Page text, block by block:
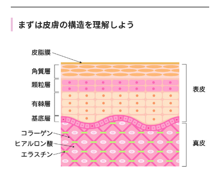
まずは皮膚の構造を理解しよう